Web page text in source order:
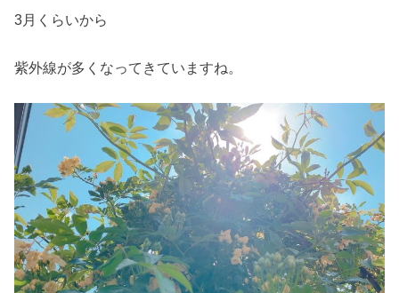
3月くらいから
紫外線が多くなってきていますね。